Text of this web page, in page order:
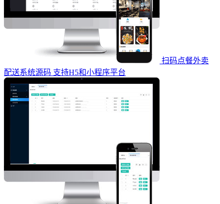
扫码点餐外卖
配送系统源码 支持H5和小程序平台